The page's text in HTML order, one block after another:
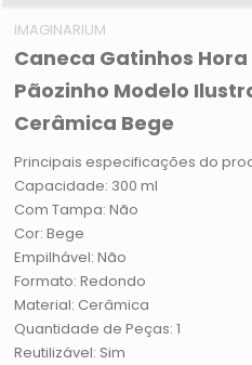
IMAGINARIUM
Caneca Gatinhos
Pãozinho Modelo
Cerâmica Bege
Principais especificações do
Capacidade: 300 ml
Com Tampa: Não
Cor: Bege
Empilhável: Não
Formato: Redondo
Material: Cerâmica
Quantidade de Peças: 1
Reutilizável: Sim